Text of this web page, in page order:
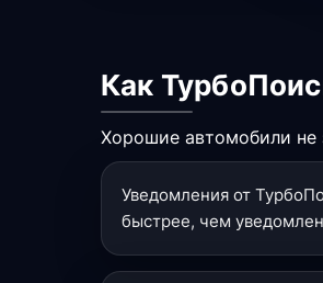
Как
Хорошие автомобили не
Уведомления от
быстрее, чем